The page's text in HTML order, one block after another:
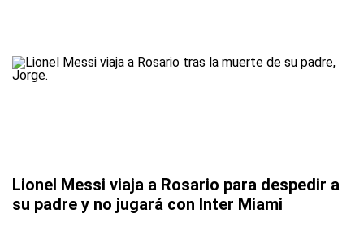
Lionel Messi viaja a Rosario para despedir a
su padre y no jugará con Inter Miami